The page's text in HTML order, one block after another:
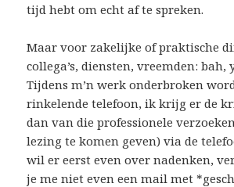
tijd hebt om echt af te spreken.
Maar voor zakelijke of praktische
collega’s, diensten, vreemden: bah,
Tijdens m’n werk onderbroken
rinkelende telefoon, ik krijg er de
dan van die professionele
lezing te komen geven) via de
wil er eerst even over nadenken,
je me niet even een mail met